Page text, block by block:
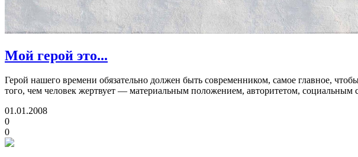
Мой герой это...
Герой нашего времени обязательно должен быть современником, самое главное,
того, чем человек жертвует — материальным положением, авторитетом, социальным
01.01.2008
0
0